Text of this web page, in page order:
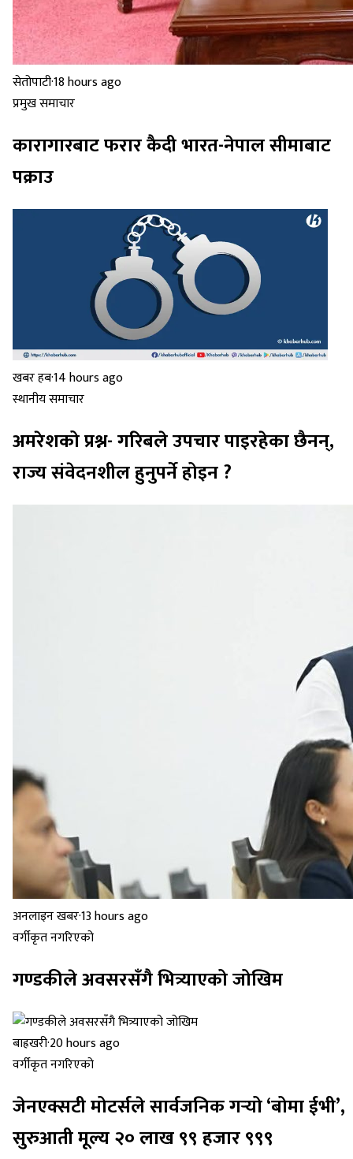
सेतोपाटी·18 hours ago
प्रमुख समाचार
कारागारबाट फरार कैदी भारत-नेपाल सीमाबाट
पक्राउ
खबर हब·14 hours ago
स्थानीय समाचार
अमरेशको प्रश्न- गरिबले उपचार पाइरहेका छैनन्,
राज्य संवेदनशील हुनुपर्ने होइन ?
अनलाइन खबर·13 hours ago
वर्गीकृत नगरिएको
गण्डकीले अवसरसँगै भित्र्याएको जोखिम
बाह्रखरी·20 hours ago
वर्गीकृत नगरिएको
जेनएक्सटी मोटर्सले सार्वजनिक गर्‍यो ‘बोमा ईभी’,
सुरुआती मूल्य २० लाख ९९ हजार ९९९